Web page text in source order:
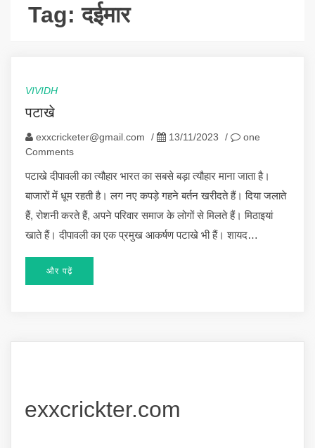
Tag:दईमार
VIVIDH
पटाखे
exxcricketer@gmail.com / 13/11/2023 /
one
Comments
पटाखे दीपावली का त्यौहार भारत का सबसे बड़ा त्यौहार माना जाता है।
बाजारों में धूम रहती है। लग नए कपड़े गहने बर्तन खरीदते हैं। दिया जलाते
हैं, रोशनी करते हैं, अपने परिवार समाज के लोगों से मिलते हैं। मिठाइयां
खाते हैं। दीपावली का एक प्रमुख आकर्षण पटाखे भी हैं। शायद…
और पढ़ें
exxcrickter.com